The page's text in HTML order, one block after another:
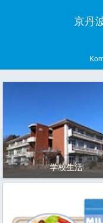
京丹
学校生活